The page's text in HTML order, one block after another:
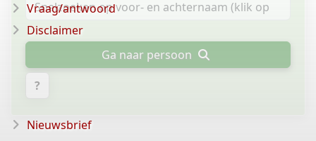
Ga naar persoon
?
Vraag/antwoord
Disclaimer
Nieuwsbrief